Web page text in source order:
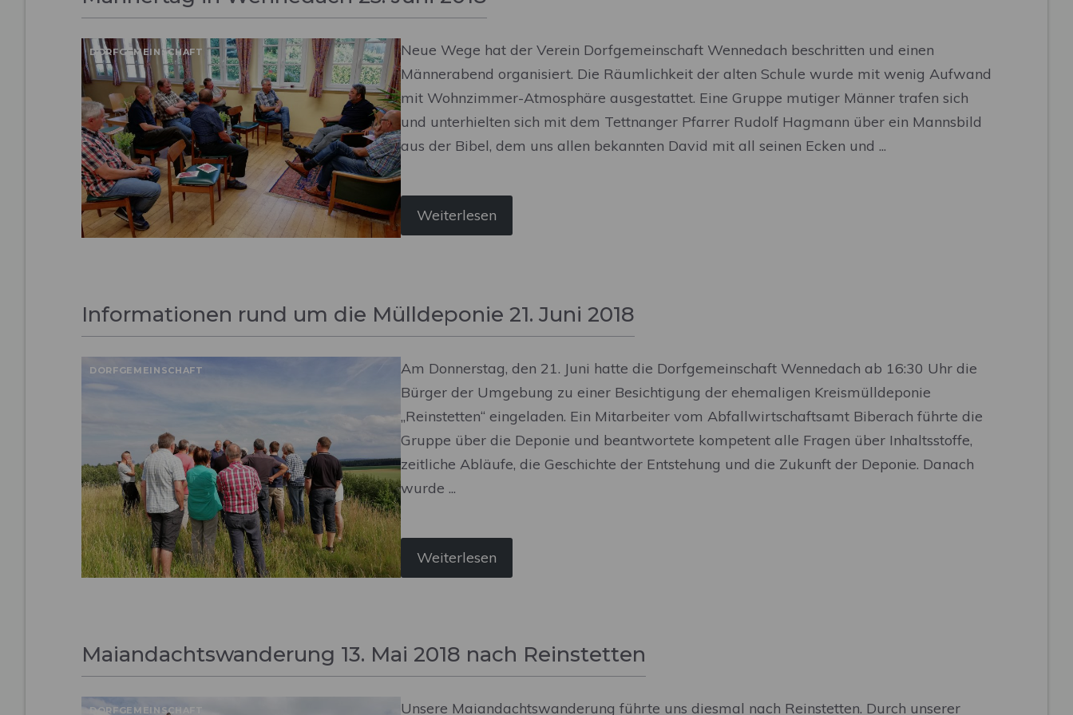
DORFGEMEINSCHAFT
Neue Wege hat der Verein Dorfgemeinschaft Wennedach beschritten und einen
Männerabend organisiert. Die Räumlichkeit der alten Schule wurde mit wenig Aufwand
mit Wohnzimmer-Atmosphäre ausgestattet. Eine Gruppe mutiger Männer trafen sich
und unterhielten sich mit dem Tettnanger Pfarrer Rudolf Hagmann über ein Mannsbild
aus der Bibel, dem uns allen bekannten David mit all seinen Ecken und ...
Weiterlesen
Informationen rund um die Mülldeponie 21. Juni 2018
DORFGEMEINSCHAFT
Am Donnerstag, den 21. Juni hatte die Dorfgemeinschaft Wennedach ab 16:30 Uhr die
Bürger der Umgebung zu einer Besichtigung der ehemaligen Kreismülldeponie
„Reinstetten“ eingeladen. Ein Mitarbeiter vom Abfallwirtschaftsamt Biberach führte die
Gruppe über die Deponie und beantwortete kompetent alle Fragen über Inhaltsstoffe,
zeitliche Abläufe, die Geschichte der Entstehung und die Zukunft der Deponie. Danach
wurde ...
Weiterlesen
Maiandachtswanderung 13. Mai 2018 nach Reinstetten
DORFGEMEINSCHAFT Unsere Maiandachtswanderung führte uns diesmal nach Reinstetten. Durch unserer